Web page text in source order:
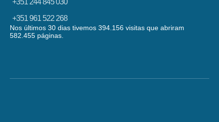
+351 244 845 030
+351 961 522 268
Nos últimos 30 dias tivemos 394.156 visitas que abriram
582.455 páginas.